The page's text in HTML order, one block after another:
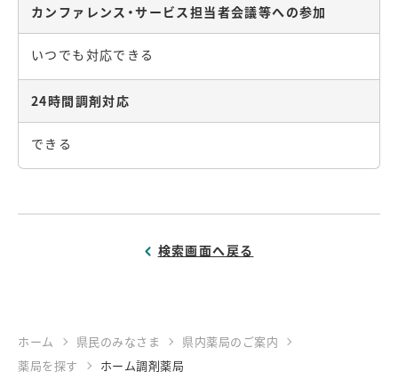
カンファレンス・サービス担当者会議等への参加
いつでも対応できる
24時間調剤対応
できる
検索画面へ戻る
ホーム 県民のみなさま
県内薬局のご案内
薬局を探す
ホーム調剤薬局